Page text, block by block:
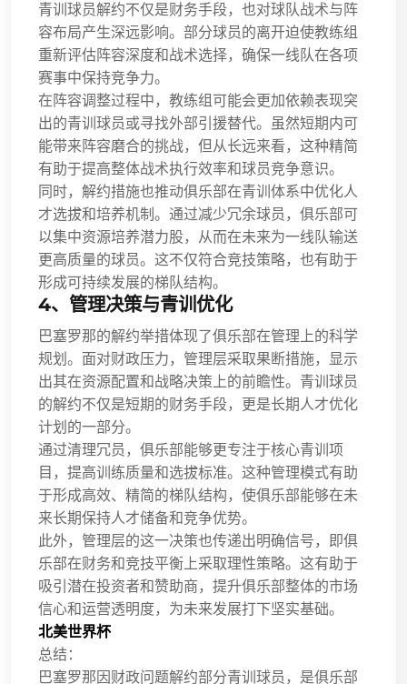
青训球员解约不仅是财务手段，也对球队战术与阵
容布局产生深远影响。部分球员的离开迫使教练组
重新评估阵容深度和战术选择，确保一线队在各项
赛事中保持竞争力。
在阵容调整过程中，教练组可能会更加依赖表现突
出的青训球员或寻找外部引援替代。虽然短期内可
能带来阵容磨合的挑战，但从长远来看，这种精简
有助于提高整体战术执行效率和球员竞争意识。
同时，解约措施也推动俱乐部在青训体系中优化人
才选拔和培养机制。通过减少冗余球员，俱乐部可
以集中资源培养潜力股，从而在未来为一线队输送
更高质量的球员。这不仅符合竞技策略，也有助于
形成可持续发展的梯队结构。
4、管理决策与青训优化
巴塞罗那的解约举措体现了俱乐部在管理上的科学
规划。面对财政压力，管理层采取果断措施，显示
出其在资源配置和战略决策上的前瞻性。青训球员
的解约不仅是短期的财务手段，更是长期人才优化
计划的一部分。
通过清理冗员，俱乐部能够更专注于核心青训项
目，提高训练质量和选拔标准。这种管理模式有助
于形成高效、精简的梯队结构，使俱乐部能够在未
来长期保持人才储备和竞争优势。
此外，管理层的这一决策也传递出明确信号，即俱
乐部在财务和竞技平衡上采取理性策略。这有助于
吸引潜在投资者和赞助商，提升俱乐部整体的市场
信心和运营透明度，为未来发展打下坚实基础。
北美世界杯
总结：
巴塞罗那因财政问题解约部分青训球员，是俱乐部